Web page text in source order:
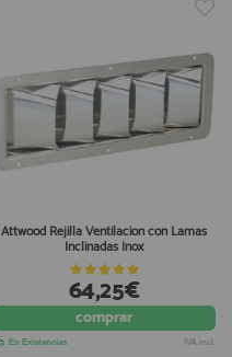
Attwood Rejilla Ventilacion con Lamas
Inclinadas Inox
64,25€
comprar
En Existencias IVA incl.